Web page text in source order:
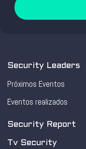
Security Leaders
Próximos Eventos
Eventos realizados
Security Report
Tv Security